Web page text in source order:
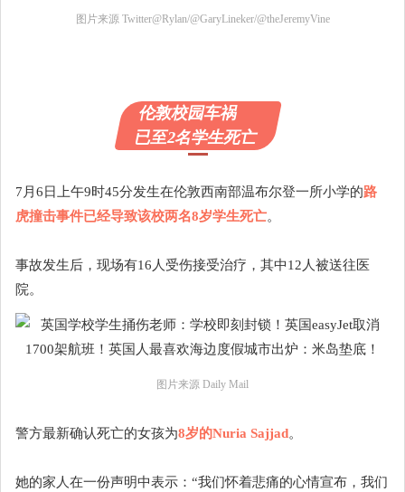
图片来源 Twitter@Rylan/@GaryLineker/@theJeremyVine
伦敦校园车祸
已至2名学生死亡
7月6日上午9时45分发生在伦敦西南部温布尔登一所小学的路
虎撞击事件已经导致该校两名8岁学生死亡。
事故发生后，现场有16人受伤接受治疗，其中12人被送往医
院。
图片来源 Daily Mail
警方最新确认死亡的女孩为8岁的Nuria Sajjad。
她的家人在一份声明中表示：“我们怀着悲痛的心情宣布，我们